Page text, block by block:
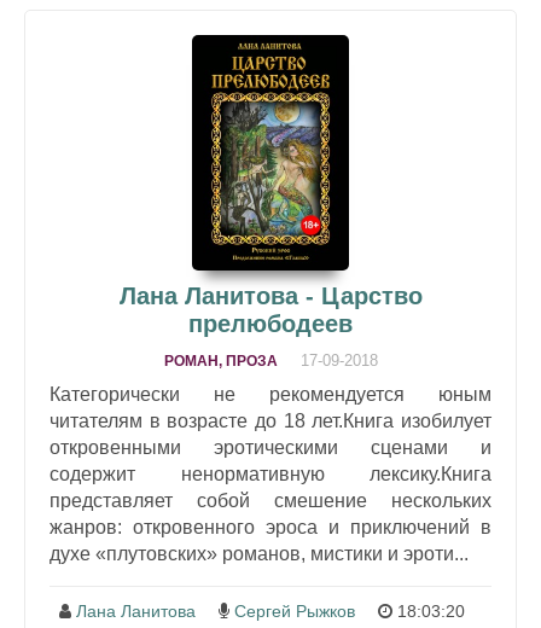
Лана Ланитова - Царство
прелюбодеев
РОМАН, ПРОЗА 17-09-2018
Категорически не рекомендуется юным
читателям в возрасте до 18 лет.Книга изобилует
откровенными эротическими сценами и
содержит ненормативную лексику.Книга
представляет собой смешение нескольких
жанров: откровенного эроса и приключений в
духе «плутовских» романов, мистики и эроти...
Лана Ланитова Сергей Рыжков 18:03:20